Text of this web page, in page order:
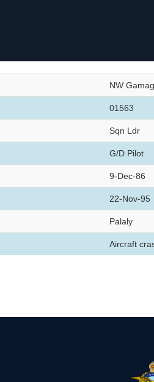
NW
01563
Sqn Ldr
G/D Pilot
9-Dec-86
22-Nov-95
Palaly
Aircraft